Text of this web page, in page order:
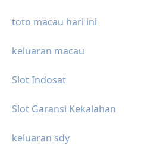
toto macau hari ini
keluaran macau
Slot Indosat
Slot Garansi Kekalahan
keluaran sdy